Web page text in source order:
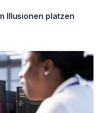
Illusionen platzen